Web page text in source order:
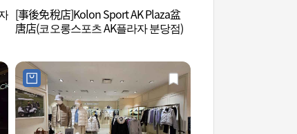
[事後免稅店]Kolon Sport AK Plaza盆
唐店(코오롱스포츠 AK플라자 분당점)